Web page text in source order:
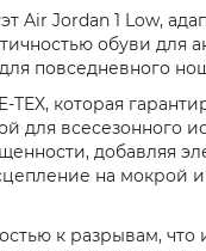
Jordan 1 Low,
обуви для
повседневного
которая
для
добавляя
на мокрой
к разрывам,